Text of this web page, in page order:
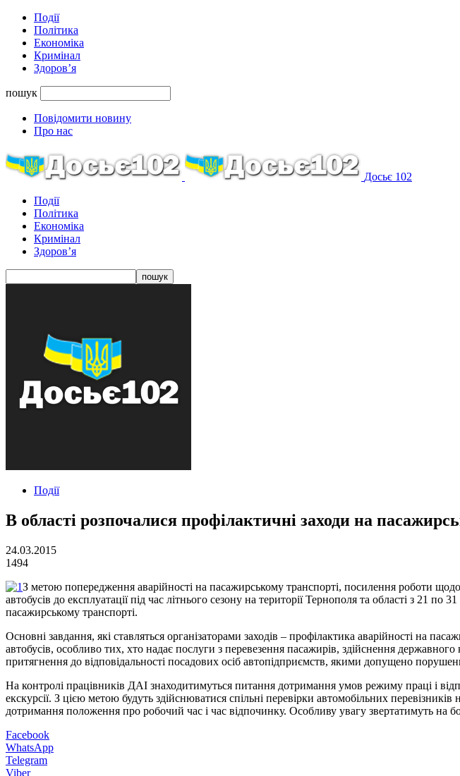
Події
Політика
Економіка
Кримінал
Здоров’я
пошук
Повідомити новину
Про нас
Досьє 102
Події
Політика
Економіка
Кримінал
Здоров’я
Події
В області розпочалися профілактичні заходи на
24.03.2015
1494
З метою попередження аварійності на пасажирському транспорті, посилення роботи
автобусів до експлуатації під час літнього сезону на території Тернополя та області з 21
пасажирському транспорті.
Основні завдання, які ставляться організаторами заходів – профілактика аварійності на
автобусів, особливо тих, хто надає послуги з перевезення пасажирів, здійснення
притягнення до відповідальності посадових осіб автопідприємств, якими допущено
На контролі працівників ДАІ знаходитимуться питання дотримання умов режиму праці і
екскурсії. З цією метою будуть здійснюватися спільні перевірки автомобільних
дотримання положення про робочий час і час відпочинку. Особливу увагу звертатимуть на
Facebook
WhatsApp
Telegram
Viber